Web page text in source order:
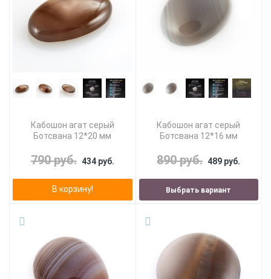
Кабошон агат серый
Ботсвана 12*20 мм
790 руб. 434 руб.
В корзину!
Кабошон агат серый
Ботсвана 12*16 мм
890 руб. 489 руб.
Выбрать вариант